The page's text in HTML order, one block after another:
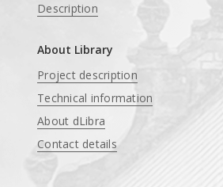
Description
About Library
Project description
Technical information
About dLibra
Contact details